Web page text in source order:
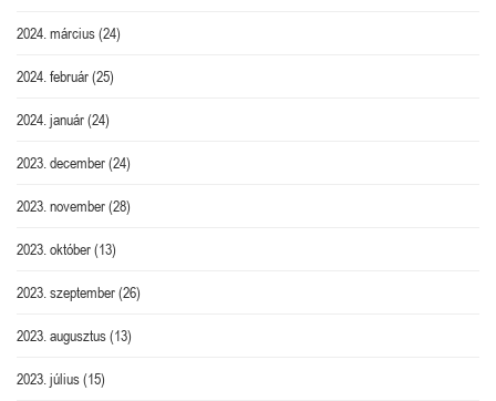
2024. március(24)
2024. február(25)
2024. január(24)
2023. december(24)
2023. november(28)
2023. október(13)
2023. szeptember(26)
2023. augusztus(13)
2023. július(15)